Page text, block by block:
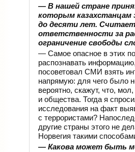
— В нашей стране
которым казахстанцам
до десяти лет.
ответственности за
ограничение свободы
— Самое опасное в этих
распознавать
посоветовал СМИ взять
напрямую: для чего было
вероятно, скажут, что,
и общества. Тогда я
исследования на факт
с террористами?
другие страны этого не
Норвегия такими
— Какова может быть